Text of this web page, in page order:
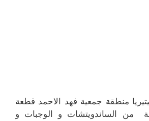
منطقة جمعية فهد الاحمد قطعة
من الساندويتشات و الوجبات و